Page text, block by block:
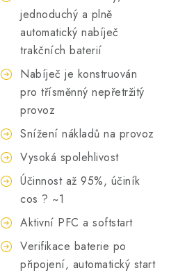
jednoduchý a plně
automatický nabíječ
trakčních baterií
Nabíječ je konstruován
pro třísměnný nepřetržitý
provoz
Snížení nákladů na provoz
Vysoká spolehlivost
Účinnost až 95%, účiník
cos ? ~1
Aktivní PFC a softstart
Verifikace baterie po
připojení, automatický start